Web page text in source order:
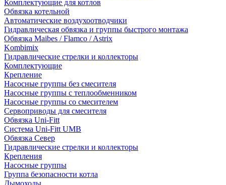
Комплектующие для котлов
Обвязка котельной
Автоматические воздухоотводчики
Гидравлическая обвязка и группы быстрого монтажа
Обвязка Maibes / Flamco / Astrix
Kombimix
Гидравлические стрелки и коллекторы
Комплектующие
Крепление
Насосные группы без смесителя
Насосные группы с теплообменником
Насосные группы со смесителем
Сервоприводы для смесителя
Обвязка Uni-Fitt
Система Uni-Fitt UMB
Обвязка Север
Гидравлические стрелки и коллекторы
Крепления
Насосные группы
Группа безопасности котла
Дымоходы